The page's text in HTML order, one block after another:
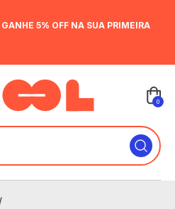
GANHE 5% OFF NA SUA PRIMEIRA
0